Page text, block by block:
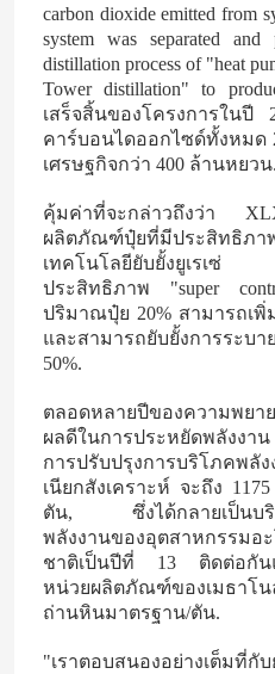
carbon dioxide emitted from
system was separated
distillation process of "heat
Tower distillation" to
เสร็จสิ้นของโครงการในปี
คาร์บอนไดออกไซด์ทั้งหมด
เศรษฐกิจกว่า 400 ล้านหยวน.
คุ้มค่าที่จะกล่าวถึงว่า
ผลิตภัณฑ์ปุ๋ยที่มีประสิทธิภา
เทคโนโลยียับยั้งยูเรเ
ประสิทธิภาพ "super
ปริมาณปุ๋ย 20% สามารถเ
และสามารถยับยั้งการระบา
50%.
ตลอดหลายปีของความพย
ผลดีในการประหยัดพลังงา
การปรับปรุงการบริโภคพลั
เนียกสังเคราะห์ จะถึง
ตัน, ซึ่งได้กลายเป็นบริ
พลังงานของอุตสาหกรรมอ
ชาติเป็นปีที่ 13 ติดต่อกัน
หน่วยผลิตภัณฑ์ของเมธาโน
ถ่านหินมาตรฐาน/ตัน.
"เราตอบสนองอย่างเต็ม